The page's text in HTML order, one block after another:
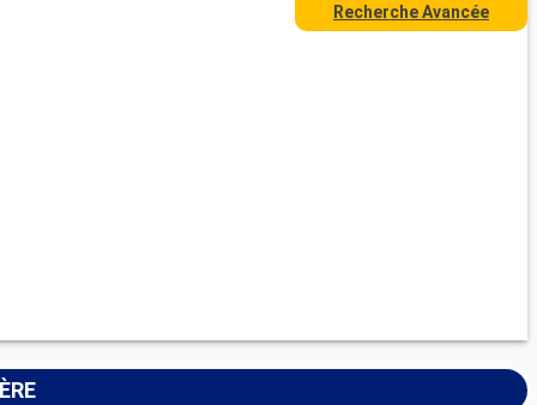
Recherche Avancée